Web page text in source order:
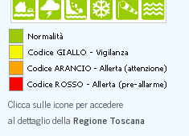
Clicca sulle icone per accedere
al dettaglio della Regione Toscana